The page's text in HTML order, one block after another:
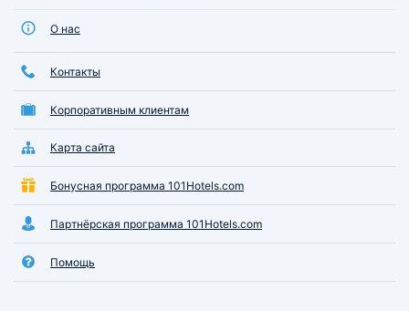
О нас
Контакты
Корпоративным клиентам
Карта сайта
Бонусная программа 101Hotels.com
Партнёрская программа 101Hotels.com
Помощь